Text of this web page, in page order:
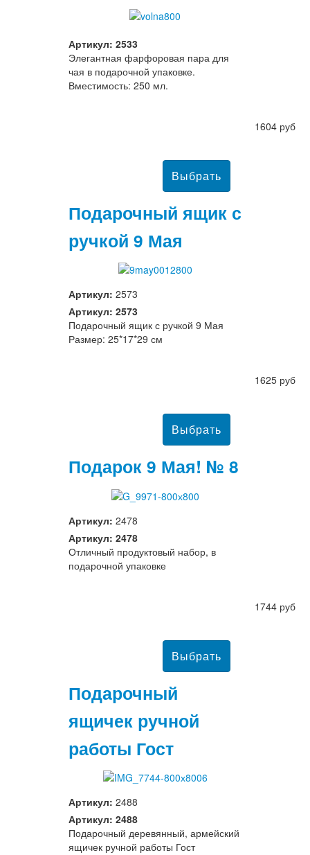
Артикул: 2533
Элегантная фарфоровая пара для
чая в подарочной упаковке.
Вместимость: 250 мл.
1604 руб
Подарочный ящик с
ручкой 9 Мая
Артикул: 2573
Артикул: 2573
Подарочный ящик с ручкой 9 Мая
Размер: 25*17*29 см
1625 руб
Подарок 9 Мая! № 8
Артикул: 2478
Артикул: 2478
Отличный продуктовый набор, в
подарочной упаковке
1744 руб
Подарочный
ящичек ручной
работы Гост
Артикул: 2488
Артикул: 2488
Подарочный деревянный, армейский
ящичек ручной работы Гост